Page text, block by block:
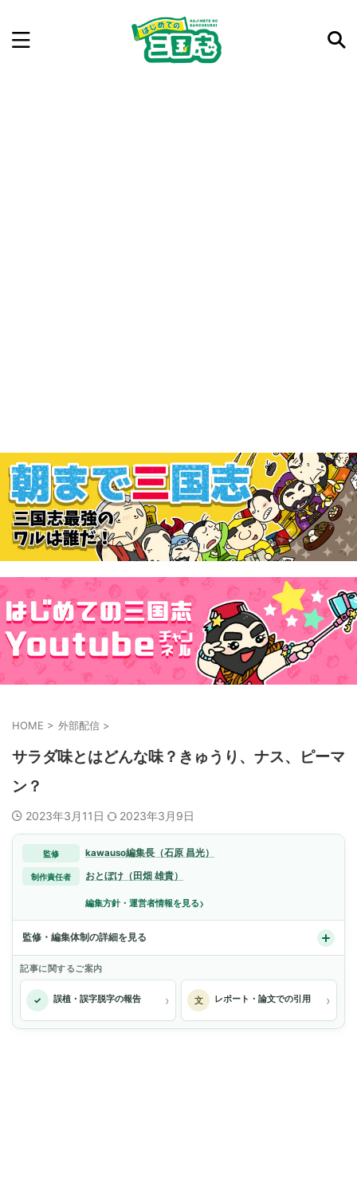
HOME > 外部配信 >
サラダ味とはどんな味？きゅうり、ナス、ピーマ
ン？
2023年3月11日 2023年3月9日
監修 kawauso編集長（石原 昌光）
制作責任者 おとぼけ（田畑 雄貴）
編集方針・運営者情報を見る›
監修・編集体制の詳細を見る
記事に関するご案内
✓ 誤植・誤字脱字の報告 › 文 レポート・論文での引用 ›